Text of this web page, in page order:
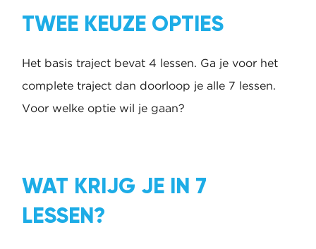
TWEE KEUZE OPTIES
Het basis traject bevat 4 lessen. Ga je voor het
complete traject dan doorloop je alle 7 lessen.
Voor welke optie wil je gaan?
WAT KRIJG JE IN 7
LESSEN?